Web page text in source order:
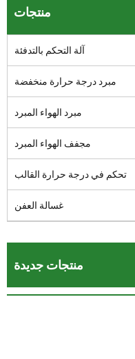
منتجات
آلة التحكم بالتدفئة
مبرد درجة حرارة منخفضة
مبرد الهواء المبرد
مجفف الهواء المبرد
تحكم في درجة حرارة القالب
غسالة العفن
منتجات جديدة